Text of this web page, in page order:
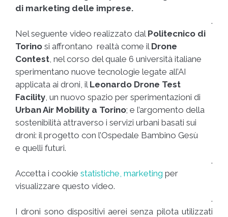
di marketing delle imprese.
.
Nel seguente video realizzato dal Politecnico di
Torino si affrontano realtà come il Drone
Contest , nel corso del quale 6 università italiane
sperimentano nuove tecnologie legate all’AI
applicata ai droni, il Leonardo Drone Test
Facility , un nuovo spazio per sperimentazioni di
Urban Air Mobility a Torino; e l’argomento della
sostenibilità attraverso i servizi urbani basati sui
droni: il progetto con l’Ospedale Bambino Gesù
e quelli futuri.
.
Accetta i cookie statistiche, marketing per
visualizzare questo video.
.
I droni sono dispositivi aerei senza pilota utilizzati